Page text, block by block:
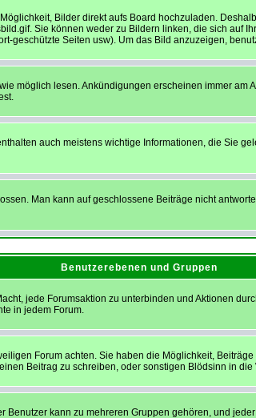
Bilder direkt aufs Board hochzuladen.
Sie können weder zu Bildern linken, die sich auf
geschützte Seiten usw). Um das Bild anzuzeigen,
möglich lesen. Ankündigungen erscheinen immer
auch meistens wichtige Informationen, die Sie
Man kann auf geschlossene Beiträge nicht
Benutzerebenen und Gruppen
jede Forumsaktion zu unterbinden und Aktionen
in jedem Forum.
Forum achten. Sie haben die Möglichkeit,
Beitrag zu schreiben, oder sonstigen Blödsinn in die
kann zu mehreren Gruppen gehören, und